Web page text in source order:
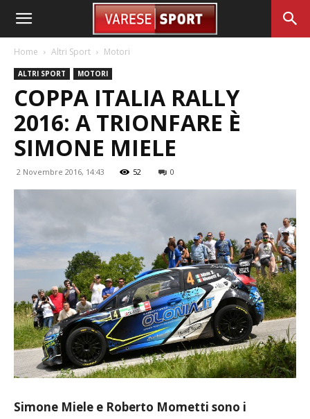
Home Altri Sport Motori
ALTRI SPORT MOTORI
COPPA ITALIA RALLY
2016: A TRIONFARE È
SIMONE MIELE
2 Novembre 2016, 14:43 52 0
Simone Miele e Roberto Mometti sono i